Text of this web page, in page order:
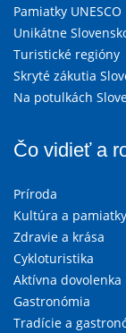
Pamiatky UNESCO
Unikátne
Turistické regióny
Skryté zákutia
Na potulkách
Čo vidieť a
Príroda
Kultúra a pamiatky
Zdravie a krása
Cykloturistika
Aktívna dovolenka
Gastronómia
Tradície a